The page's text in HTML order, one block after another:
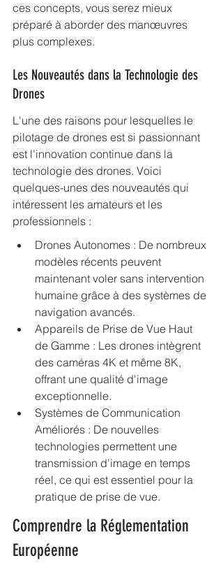
ces concepts, vous serez mieux
préparé à aborder des manœuvres
plus complexes.
Les Nouveautés dans la Technologie des
Drones
L'une des raisons pour lesquelles le
pilotage de drones est si passionnant
est l'innovation continue dans la
technologie des drones. Voici
quelques-unes des nouveautés qui
intéressent les amateurs et les
professionnels :
Drones Autonomes : De nombreux
modèles récents peuvent
maintenant voler sans intervention
humaine grâce à des systèmes de
navigation avancés.
Appareils de Prise de Vue Haut
de Gamme : Les drones intègrent
des caméras 4K et même 8K,
offrant une qualité d'image
exceptionnelle.
Systèmes de Communication
Améliorés : De nouvelles
technologies permettent une
transmission d'image en temps
réel, ce qui est essentiel pour la
pratique de prise de vue.
Comprendre la Réglementation
Européenne